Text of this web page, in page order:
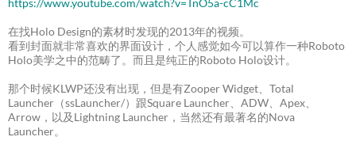
https://www.youtube.com/watch?v=TnO5a-cC1Mc
在找Holo Design的素材时发现的2013年的视频。
看到封面就非常喜欢的界面设计，个人感觉如今可以算作一种Roboto
Holo美学之中的范畴了。而且是纯正的Roboto Holo设计。
那个时候KLWP还没有出现，但是有Zooper Widget、Total
Launcher（ssLauncher/）跟Square Launcher、ADW、Apex、
Arrow，以及Lightning Launcher，当然还有最著名的Nova
Launcher。